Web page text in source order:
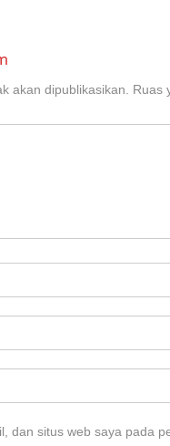
akan dipublikasikan. Ruas
dan situs web saya pada